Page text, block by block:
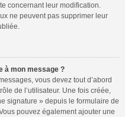
concernant leur modification.
ne peuvent pas supprimer leur
à mon message ?
vous devez tout d’abord
de l’utilisateur. Une fois créée,
signature » depuis le formulaire de
pouvez également ajouter une